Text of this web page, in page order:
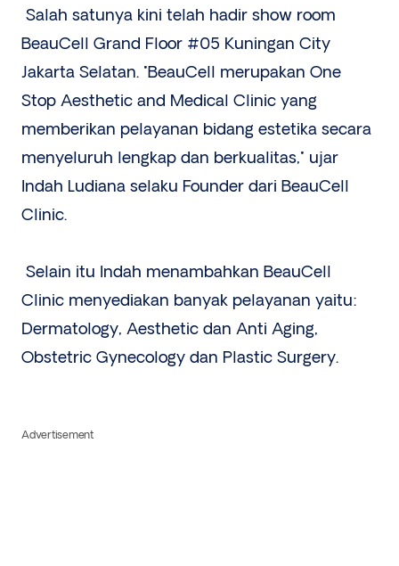
Salah satunya kini telah hadir show room
BeauCell Grand Floor #05 Kuningan City
Jakarta Selatan. "BeauCell merupakan One
Stop Aesthetic and Medical Clinic yang
memberikan pelayanan bidang estetika secara
menyeluruh lengkap dan berkualitas," ujar
Indah Ludiana selaku Founder dari BeauCell
Clinic.
Selain itu Indah menambahkan BeauCell
Clinic menyediakan banyak pelayanan yaitu:
Dermatology, Aesthetic dan Anti Aging,
Obstetric Gynecology dan Plastic Surgery.
Advertisement